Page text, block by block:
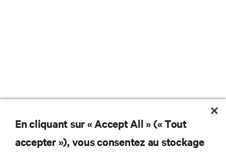
En cliquant sur « Accept All » (« Tout
accepter »), vous consentez au stockage